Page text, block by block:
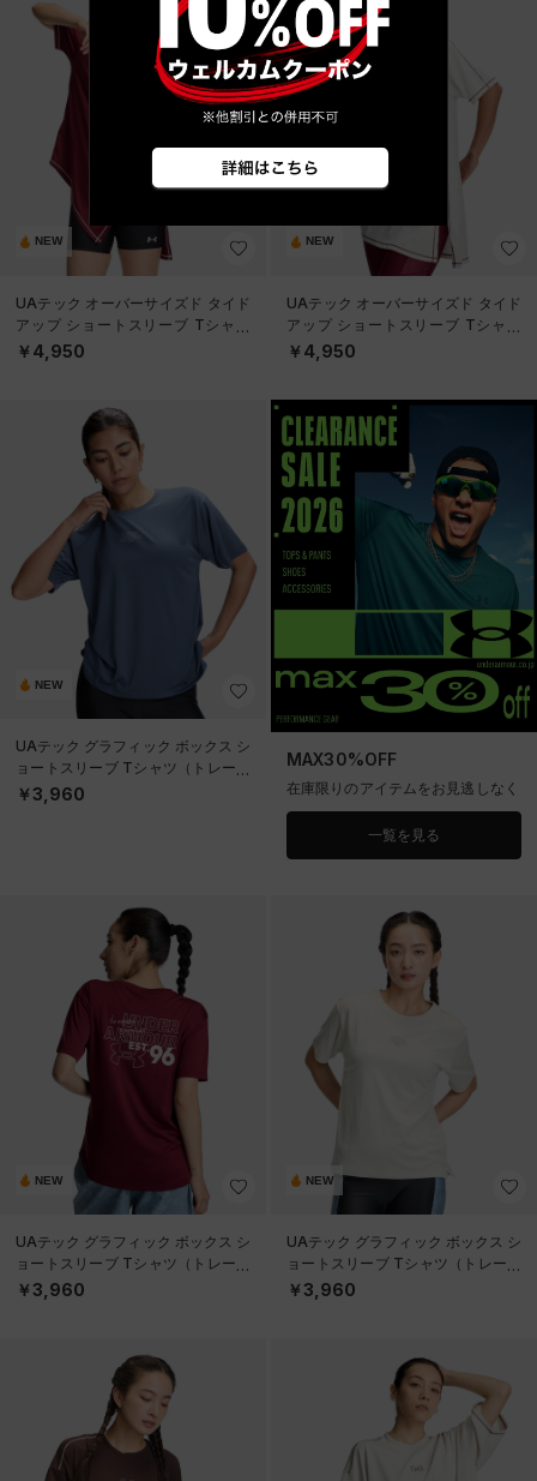
NEW
UAテック オーバーサイズド タイド
アップ ショートスリーブ Tシャツ
（トレーニング/WOMEN）
￥4,950
NEW
UAテック オーバーサイズド タイド
アップ ショートスリーブ Tシャツ
（トレーニング/WOMEN）
￥4,950
NEW
UAテック グラフィック ボックス シ
ョートスリーブ Tシャツ（トレーニ
ング/WOMEN）
￥3,960
MAX30%OFF
在庫限りのアイテムをお見逃しなく
一覧を見る
NEW
UAテック グラフィック ボックス シ
ョートスリーブ Tシャツ（トレーニ
ング/WOMEN）
￥3,960
NEW
UAテック グラフィック ボックス シ
ョートスリーブ Tシャツ（トレーニ
ング/WOMEN）
￥3,960